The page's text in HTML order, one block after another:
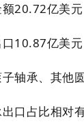
20.72亿美
10.87亿美
轴承、其他
口占比相对有